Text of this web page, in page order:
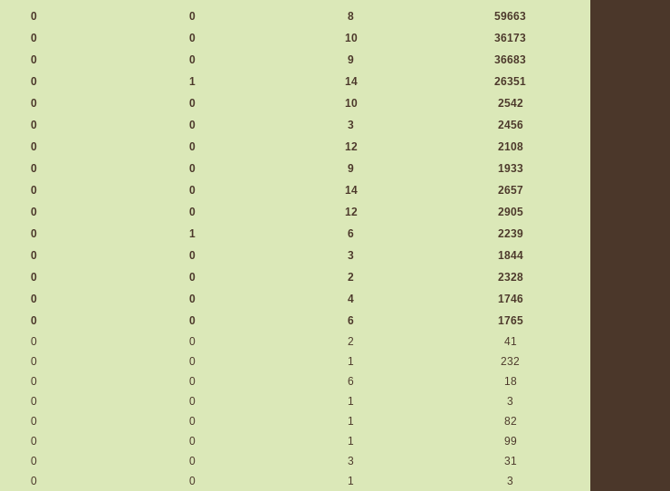
0 0 8
59663
0 0 10
36173
0 0 9
36683
0 1 14
26351
0 0 10
2542
0 0 3
2456
0 0 12
2108
0 0 9
1933
0 0 14
2657
0 0 12
2905
0 1 6
2239
0 0 3
1844
0 0 2
2328
0 0 4
1746
0 0 6
1765
0 0 2
41
0 0 1
232
0 0 6
18
0 0 1
3
0 0 1
82
0 0 1
99
0 0 3
31
0 0 1
3